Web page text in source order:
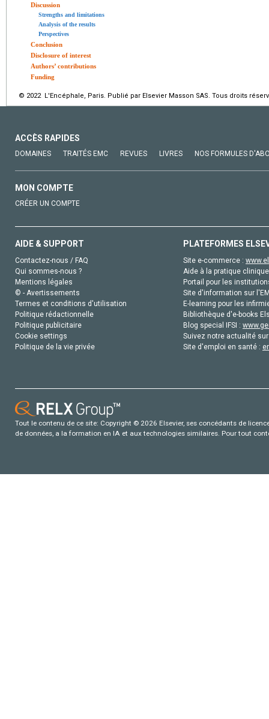
Discussion
Strengths and limitations
Analysis of the results
Perspectives
Conclusion
Disclosure of interest
Authors’ contributions
Funding
© 2022 L'Encéphale, Paris. Publié par Elsevier Masson SAS. Tous droits
ACCÈS RAPIDES
DOMAINES TRAITÉS EMC REVUES LIVRES NOS FORMULES
MON COMPTE
CRÉER UN COMPTE
AIDE & SUPPORT
Contactez-nous / FAQ
Qui sommes-nous ?
Mentions légales
© - Avertissements
Termes et conditions d'utilisation
Politique rédactionnelle
Politique publicitaire
Cookie settings
Politique de la vie privée
PLATEFORMES
Site e-commerce :
Aide à la pratique
Portail pour les
Site d'information sur
E-learning pour les
Bibliothèque d'e-books
Blog special IFSI :
Suivez notre actualité
Site d'emploi en santé :
Tout le contenu de ce site: Copyright © 2026 Elsevier, ses concédants de
de données, a la formation en IA et aux technologies similaires. Pour tout